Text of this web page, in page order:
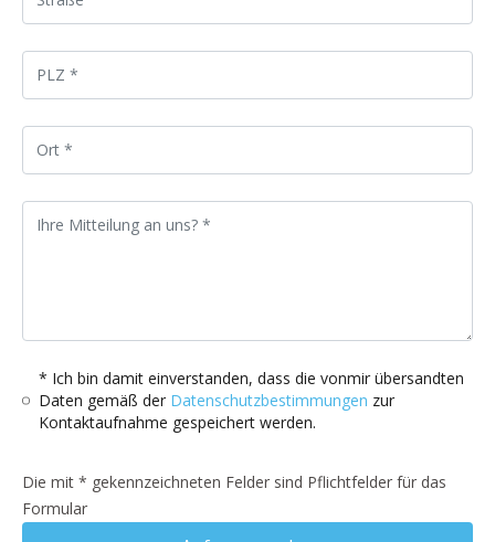
* Ich bin damit einverstanden, dass die vonmir übersandten
Daten gemäß der Datenschutzbestimmungen zur
Kontaktaufnahme gespeichert werden.
Die mit * gekennzeichneten Felder sind Pflichtfelder für das
Formular